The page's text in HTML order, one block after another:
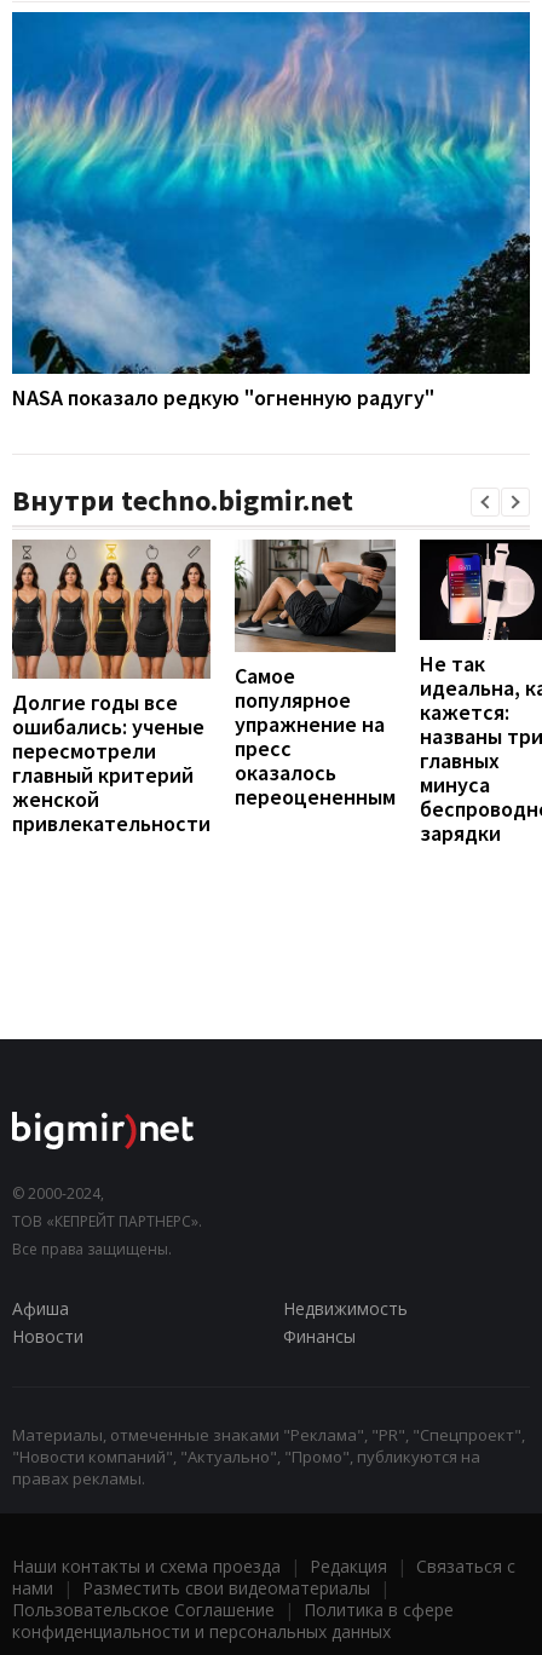
NASA показало редкую "огненную радугу"
Внутри techno.bigmir.net
Долгие годы все
ошибались: ученые
пересмотрели
главный критерий
женской
привлекательности
Самое
популярное
упражнение на
пресс
оказалось
переоцененным
Не так
идеальна,
кажется:
названы три
главных
минуса
зарядки
© 2000-2024,
ТОВ «КЕПРЕЙТ ПАРТНЕРС».
Все права защищены.
Афиша
Недвижимость
Новости
Финансы
Материалы, отмеченные знаками "Реклама", "PR", "Спецпроект",
"Новости компаний", "Актуально", "Промо", публикуются на
правах рекламы.
Наши контакты и схема проезда | Редакция | Связаться с
нами | Разместить свои видеоматериалы |
Пользовательское Соглашение |
Политика в сфере
конфиденциальности и персональных данных